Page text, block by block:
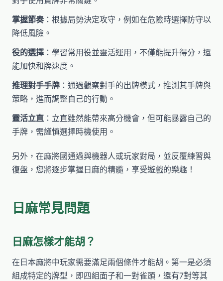
掌握節奏：根據局勢決定攻守，例如在危險時選擇防守以
降低風險。
役的選擇 ：學習常用役並靈活運用，不僅能提升得分，還
能加快和牌速度。
推理對手手牌 ：通過觀察對手的出牌模式，推測其手牌與
策略，進而調整自己的行動。
靈活立直 ：立直雖然能帶來高分機會，但可能暴露自己的
手牌，需謹慎選擇時機使用。
另外，在麻將國通過與機器人或玩家對局，並反覆練習與
復盤，您將逐步掌握日麻的精髓，享受遊戲的樂趣！
日麻常見問題
日麻怎樣才能胡？
在日本麻將中玩家需要滿足兩個條件才能胡。第一是必須
組成特定的牌型，即四組面子和一對雀頭，還有7對等其